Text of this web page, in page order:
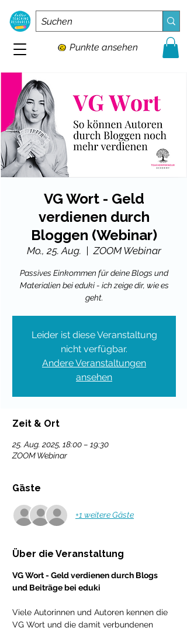
Punkte ansehen
VG Wort - Geld
verdienen durch
Bloggen (Webinar)
Mo., 25. Aug.
  |
ZOOM Webinar
Passives Einkommen für deine Blogs und
Materialien bei eduki - ich zeige dir, wie es
geht.
Leider ist diese Veranstaltung
nicht verfügbar.
Andere Veranstaltungen
ansehen
Zeit & Ort
25. Aug. 2025, 18:00 – 19:30
ZOOM Webinar
Gäste
+1 weitere Gäste
Über die Veranstaltung
VG Wort - Geld verdienen durch Blogs
und Beiträge bei eduki
Viele Autorinnen und Autoren kennen die
VG Wort und die damit verbundenen